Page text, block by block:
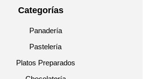
Categorías
Panadería
Pastelería
Platos Preparados